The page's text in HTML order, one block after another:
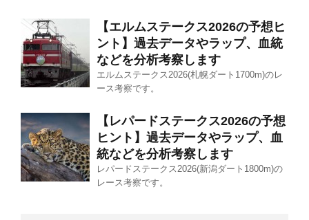
【エルムステークス2026の予想ヒ
ント】過去データやラップ、血統
などを分析考察します
エルムステークス2026(札幌ダート1700m)のレ
ース考察です。
【レパードステークス2026の予想
ヒント】過去データやラップ、血
統などを分析考察します
レパードステークス2026(新潟ダート1800m)の
レース考察です。